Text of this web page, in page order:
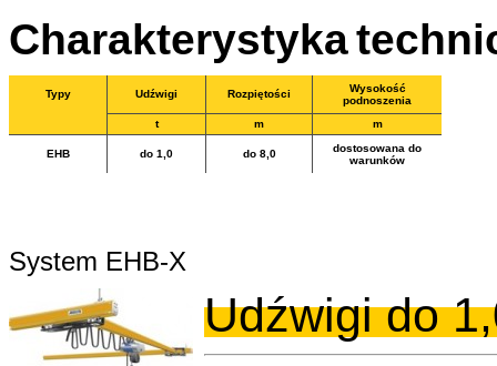
Charakterystyka
Typy Udźwigi Rozpiętości
Wysokość
podnoszenia
t
m m
EHB do 1,0 do 8,0
dostosowana do
warunków
System EHB-X
Udźwigi do